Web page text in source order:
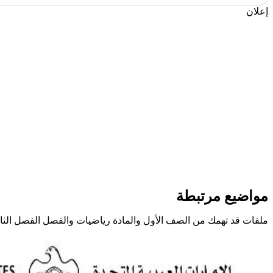
إعلان
مواضيع مرتبطة
ملفات قد تهمك من الصف الأول والمادة رياضيات والفصل الفصل